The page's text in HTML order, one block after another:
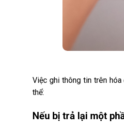
Việc ghi thông tin trên
thể:
Nếu bị trả lại một